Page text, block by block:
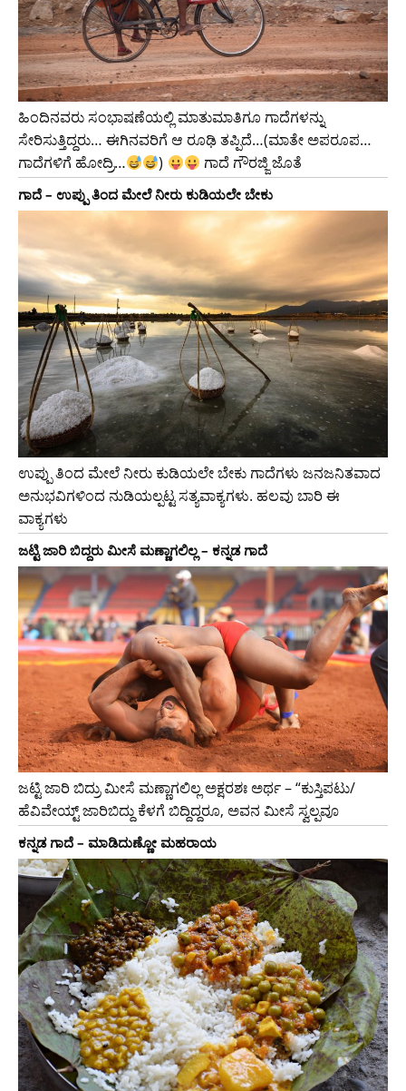
ಹಿಂದಿನವರು ಸಂಭಾಷಣೆಯಲ್ಲಿ ಮಾತುಮಾತಿಗೂ ಗಾದೆಗಳನ್ನು
ಸೇರಿಸುತ್ತಿದ್ದರು… ಈಗಿನವರಿಗೆ ಆ ರೂಢಿ ತಪ್ಪಿದೆ…(ಮಾತೇ ಅಪರೂಪ…
ಗಾದೆಗಳಿಗೆ ಹೋದ್ರಿ…
) ಗಾದೆ ಗೌರಜ್ಜಿ ಜೊತೆ
ಗಾದೆ – ಉಪ್ಪು ತಿಂದ ಮೇಲೆ ನೀರು ಕುಡಿಯಲೇ ಬೇಕು
ಉಪ್ಪು ತಿಂದ ಮೇಲೆ ನೀರು ಕುಡಿಯಲೇ ಬೇಕು ಗಾದೆಗಳು ಜನಜನಿತವಾದ
ಅನುಭವಿಗಳಿಂದ ನುಡಿಯಲ್ಪಟ್ಟ ಸತ್ಯವಾಕ್ಯಗಳು. ಹಲವು ಬಾರಿ ಈ
ವಾಕ್ಯಗಳು
ಜಟ್ಟಿ ಜಾರಿ ಬಿದ್ದರು ಮೀಸೆ ಮಣ್ಣಾಗಲಿಲ್ಲ – ಕನ್ನಡ ಗಾದೆ
ಜಟ್ಟಿ ಜಾರಿ ಬಿದ್ರು ಮೀಸೆ ಮಣ್ಣಾಗಲಿಲ್ಲ ಅಕ್ಷರಶಃ ಅರ್ಥ – “ಕುಸ್ತಿಪಟು/
ಹೆವಿವೇಯ್ಟ್ ಜಾರಿಬಿದ್ದು ಕೆಳಗೆ ಬಿದ್ದಿದ್ದರೂ, ಅವನ ಮೀಸೆ ಸ್ವಲ್ಪವೂ
ಕನ್ನಡ ಗಾದೆ – ಮಾಡಿದುಣ್ಣೋ ಮಹರಾಯ